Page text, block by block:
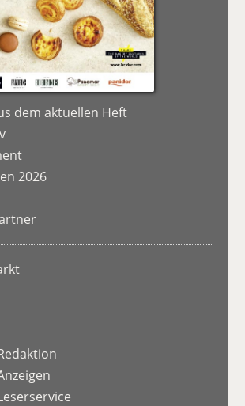
dem aktuellen Heft
2026